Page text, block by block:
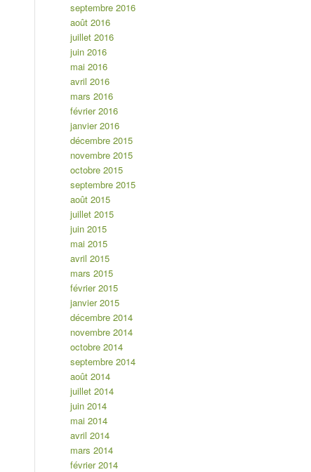
septembre 2016
août 2016
juillet 2016
juin 2016
mai 2016
avril 2016
mars 2016
février 2016
janvier 2016
décembre 2015
novembre 2015
octobre 2015
septembre 2015
août 2015
juillet 2015
juin 2015
mai 2015
avril 2015
mars 2015
février 2015
janvier 2015
décembre 2014
novembre 2014
octobre 2014
septembre 2014
août 2014
juillet 2014
juin 2014
mai 2014
avril 2014
mars 2014
février 2014